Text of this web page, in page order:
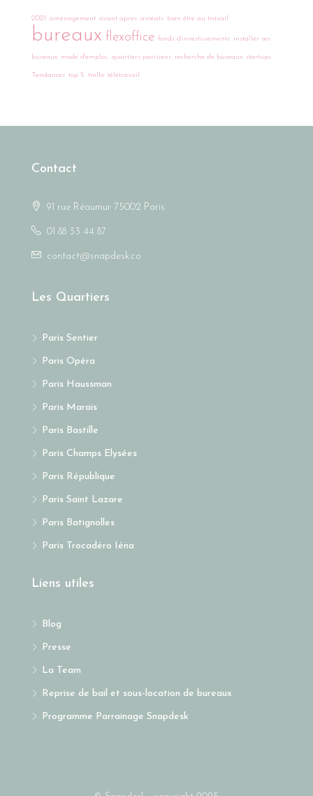
2021 aménagement avant apres avocats bien être au travail
bureaux flexoffice fonds d'investissements installer ses
bureaux mode d'emploi; quartiers parisiens recherche de bureaux startups
Tendances top 5 trello télétravail
Contact
91 rue Réaumur 75002 Paris
01 88 33 44 87
contact@snapdesk.co
Les Quartiers
Paris Sentier
Paris Opéra
Paris Haussman
Paris Marais
Paris Bastille
Paris Champs Elysées
Paris République
Paris Saint Lazare
Paris Batignolles
Paris Trocadéro Iéna
Liens utiles
Blog
Presse
La Team
Reprise de bail et sous-location de bureaux
Programme Parrainage Snapdesk